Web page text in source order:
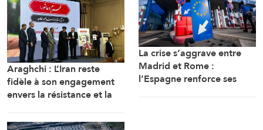
Araghchi : L’Iran reste
fidèle à son engagement
envers la résistance et la
malgré toutes les pressions
La crise s’aggrave entre
Madrid et Rome :
l’Espagne renforce ses